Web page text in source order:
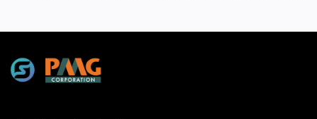
กรมพัฒนาธุรกิจการค้า กระทรวงพาณิชย์ เปิดเผยภายหลังเป็น
ประธานมอบประกาศนียบัตรแก่ผู้ประกอบการแฟรนไชส์ใน 2